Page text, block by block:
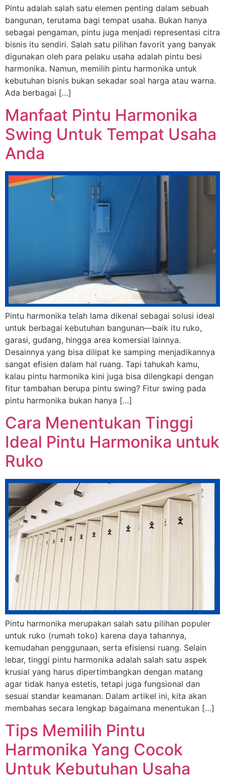
Pintu adalah salah satu elemen penting dalam sebuah
bangunan, terutama bagi tempat usaha. Bukan hanya
sebagai pengaman, pintu juga menjadi representasi citra
bisnis itu sendiri. Salah satu pilihan favorit yang banyak
digunakan oleh para pelaku usaha adalah pintu besi
harmonika. Namun, memilih pintu harmonika untuk
kebutuhan bisnis bukan sekadar soal harga atau warna.
Ada berbagai […]
Manfaat Pintu Harmonika
Swing Untuk Tempat Usaha
Anda
Pintu harmonika telah lama dikenal sebagai solusi ideal
untuk berbagai kebutuhan bangunan—baik itu ruko,
garasi, gudang, hingga area komersial lainnya.
Desainnya yang bisa dilipat ke samping menjadikannya
sangat efisien dalam hal ruang. Tapi tahukah kamu,
kalau pintu harmonika kini juga bisa dilengkapi dengan
fitur tambahan berupa pintu swing? Fitur swing pada
pintu harmonika bukan hanya […]
Cara Menentukan Tinggi
Ideal Pintu Harmonika untuk
Ruko
Pintu harmonika merupakan salah satu pilihan populer
untuk ruko (rumah toko) karena daya tahannya,
kemudahan penggunaan, serta efisiensi ruang. Selain
lebar, tinggi pintu harmonika adalah salah satu aspek
krusial yang harus dipertimbangkan dengan matang
agar tidak hanya estetis, tetapi juga fungsional dan
sesuai standar keamanan. Dalam artikel ini, kita akan
membahas secara lengkap bagaimana menentukan […]
Tips Memilih Pintu
Harmonika Yang Cocok
Untuk Kebutuhan Usaha